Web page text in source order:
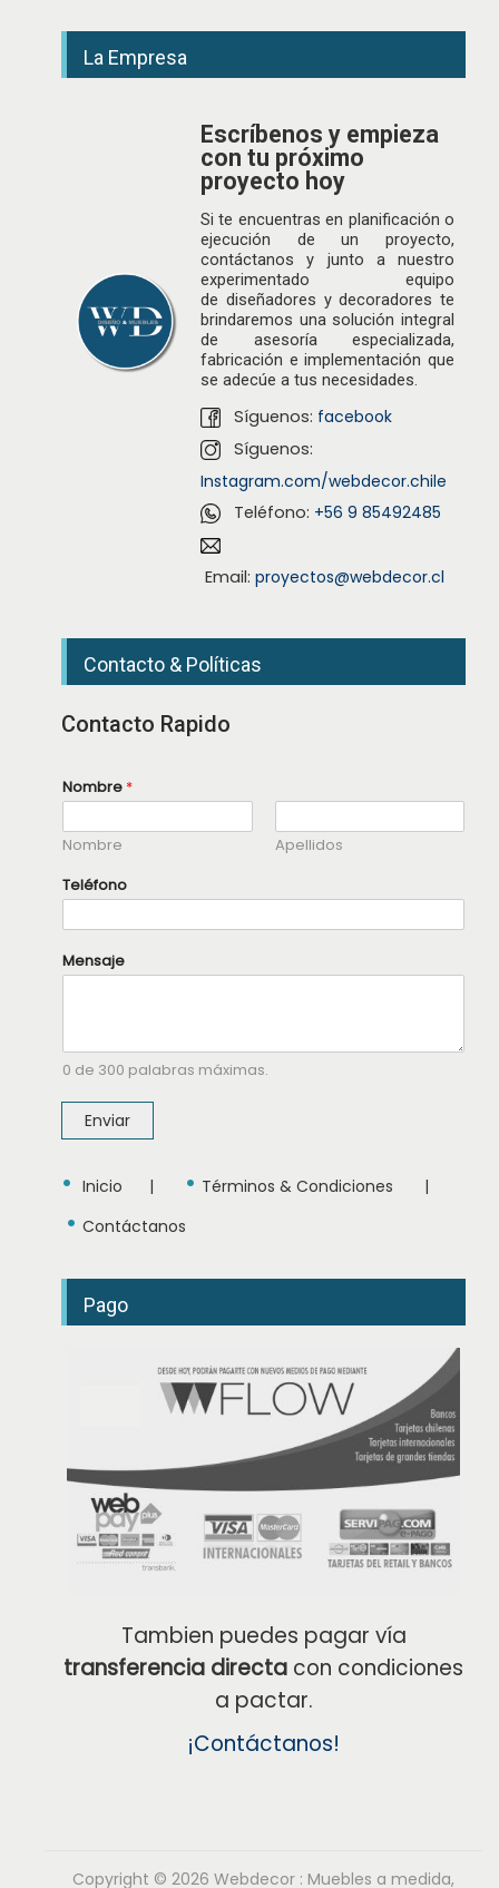
La Empresa
Escríbenos y empieza
con tu próximo
proyecto hoy
Si te encuentras en planificación o
ejecución de un proyecto,
contáctanos y junto a nuestro
experimentado equipo
de diseñadores y decoradores te
brindaremos una solución integral
de asesoría especializada,
fabricación e implementación que
se adecúe a tus necesidades.
Síguenos: facebook
Síguenos:
Instagram.com/webdecor.chile
Teléfono: +56 9 85492485
Email: proyectos@webdecor.cl
Contacto & Políticas
Contacto Rapido
Nombre *
Nombre
Apellidos
N
o
b
e
T
f
o
o
o
b
Teléfono
Mensaje
0 de 300 palabras máximas.
Enviar
• Inicio | • Términos & Condiciones |
• Contáctanos
Pago
Tambien puedes pagar vía
transferencia directa con condiciones
a pactar.
¡Contáctanos!
Copyright © 2026 Webdecor : Muebles a medida,